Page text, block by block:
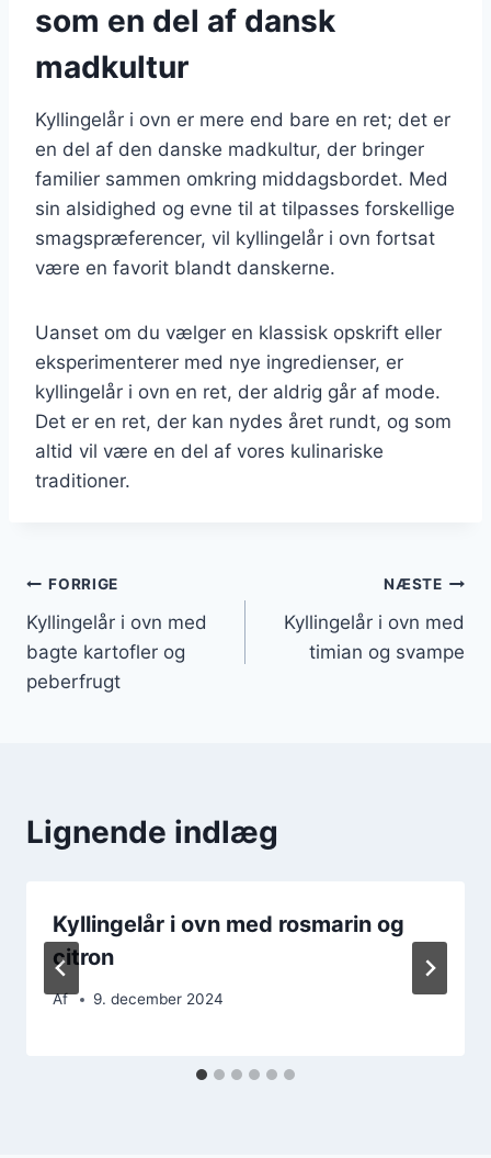
som en del af dansk
madkultur
Kyllingelår i ovn er mere end bare en ret; det er
en del af den danske madkultur, der bringer
familier sammen omkring middagsbordet. Med
sin alsidighed og evne til at tilpasses forskellige
smagspræferencer, vil kyllingelår i ovn fortsat
være en favorit blandt danskerne.
Uanset om du vælger en klassisk opskrift eller
eksperimenterer med nye ingredienser, er
kyllingelår i ovn en ret, der aldrig går af mode.
Det er en ret, der kan nydes året rundt, og som
altid vil være en del af vores kulinariske
traditioner.
Indlægsnavigation
FORRIGE
Kyllingelår i ovn med
bagte kartofler og
peberfrugt
NÆSTE
Kyllingelår i ovn med
timian og svampe
Lignende indlæg
Kyllingelår i ovn med rosmarin og
citron
Af 9. december 2024